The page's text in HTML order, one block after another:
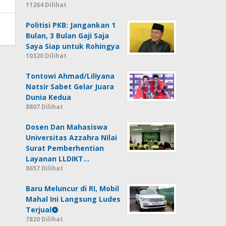
11264 Dilihat
Politisi PKB: Jangankan 1
Bulan, 3 Bulan Gaji Saja
Saya Siap untuk Rohingya
10320 Dilihat
Tontowi Ahmad/Liliyana
Natsir Sabet Gelar Juara
Dunia Kedua
8807 Dilihat
Dosen Dan Mahasiswa
Universitas Azzahra Nilai
Surat Pemberhentian
Layanan LLDIKT…
8657 Dilihat
Baru Meluncur di RI, Mobil
Mahal Ini Langsung Ludes
Terjual
7820 Dilihat